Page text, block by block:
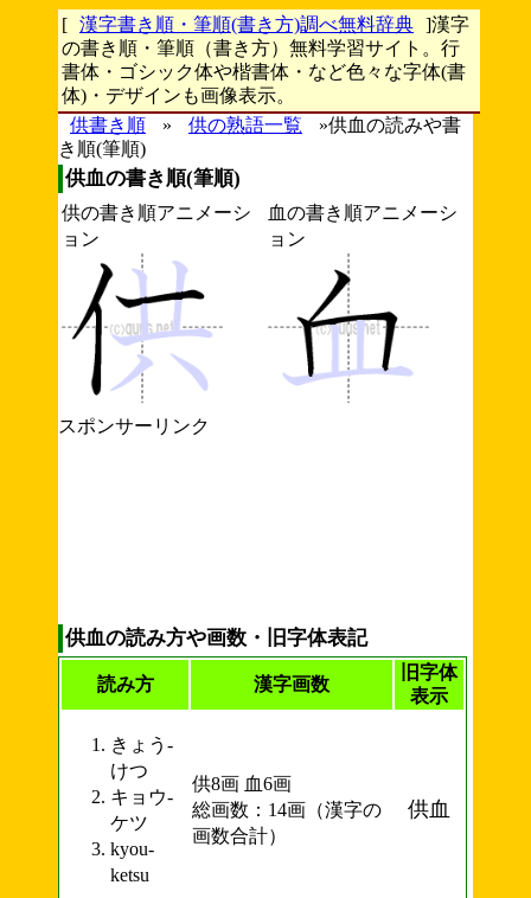
[ 漢字書き順・筆順(書き方)調べ無料辞典 ]漢字
の書き順・筆順（書き方）無料学習サイト。行
書体・ゴシック体や楷書体・など色々な字体(書
体)・デザインも画像表示。
供書き順
» 供の熟語一覧
»供血の読みや書
き順(筆順)
供血の書き順(筆順)
供の書き順アニメーシ
ョン
血の書き順アニメーシ
ョン
スポンサーリンク
供血の読み方や画数・旧字体表記
読み方 漢字画数
旧字体
表示
きょう-
けつ
キョウ-
ケツ
kyou-
ketsu
供8画 血6画
総画数：14画（漢字の
画数合計）
供血